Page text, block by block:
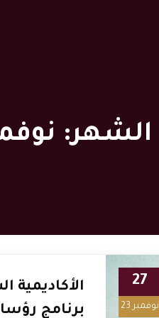
الشهر: نوفمبر
27
نوفمبر 23
الأكاديمية
برنامج